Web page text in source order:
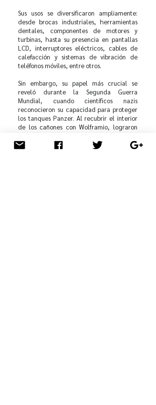
Sus usos se diversificaron ampliamente:
desde brocas industriales, herramientas
dentales, componentes de motores y
turbinas, hasta su presencia en pantallas
LCD, interruptores eléctricos, cables de
calefacción y sistemas de vibración de
teléfonos móviles, entre otros.
Sin embargo, su papel más crucial se
reveló durante la Segunda Guerra
Mundial, cuando científicos nazis
reconocieron su capacidad para proteger
los tanques Panzer. Al recubrir el interior
de los cañones con Wolframio, lograron
proyectiles, solucionando así un grave